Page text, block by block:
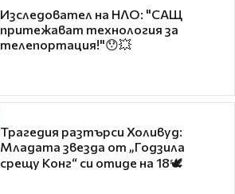
Изследовател на НЛО: "САЩ
притежават технология за
телепортация!"😯💥
Трагедия разтърси Холивуд:
Младата звезда от „Годзила
срещу Конг“ си отиде на 18🕊️